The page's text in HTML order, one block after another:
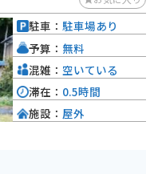
駐車： 駐車場あり
予算： 無料
混雑： 空いている
滞在： 0.5時間
施設： 屋外